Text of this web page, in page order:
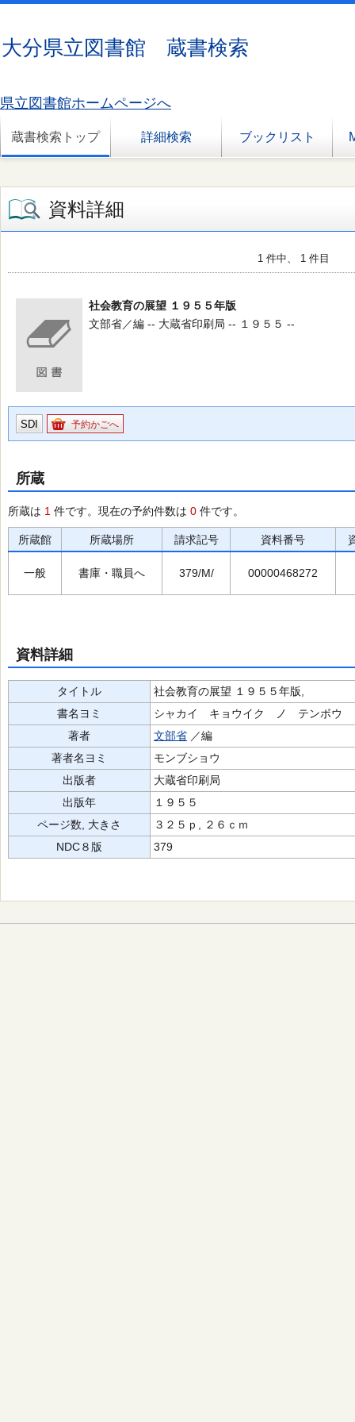
大分県立図書館 蔵書検索
県立図書館ホームページへ
蔵書検索トップ 詳細検索 ブックリスト
資料詳細
1 件中、 1 件目
社会教育の展望 １９５５年版
文部省／編 -- 大蔵省印刷局 -- １９５５ --
SDI 予約かごへ
所蔵
所蔵は 1 件です。現在の予約件数は 0 件です。
所蔵館 所蔵場所 請求記号 資料番号
一般 書庫・職員へ 379/M/ 00000468272
資料詳細
タイトル
社会教育の展望 １９５５年版,
書名ヨミ
シャカイ キョウイク ノ テンボウ
著者
文部省 ／編
著者名ヨミ
モンブショウ
出版者
大蔵省印刷局
出版年
１９５５
ページ数, 大きさ
３２５ｐ, ２６ｃｍ
NDC８版
379